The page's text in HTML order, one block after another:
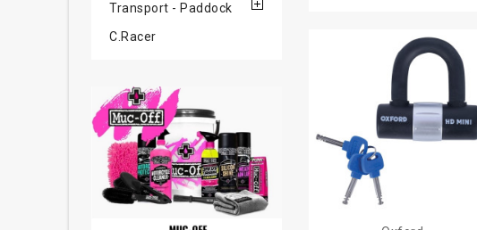
Transport - Paddock
C.Racer